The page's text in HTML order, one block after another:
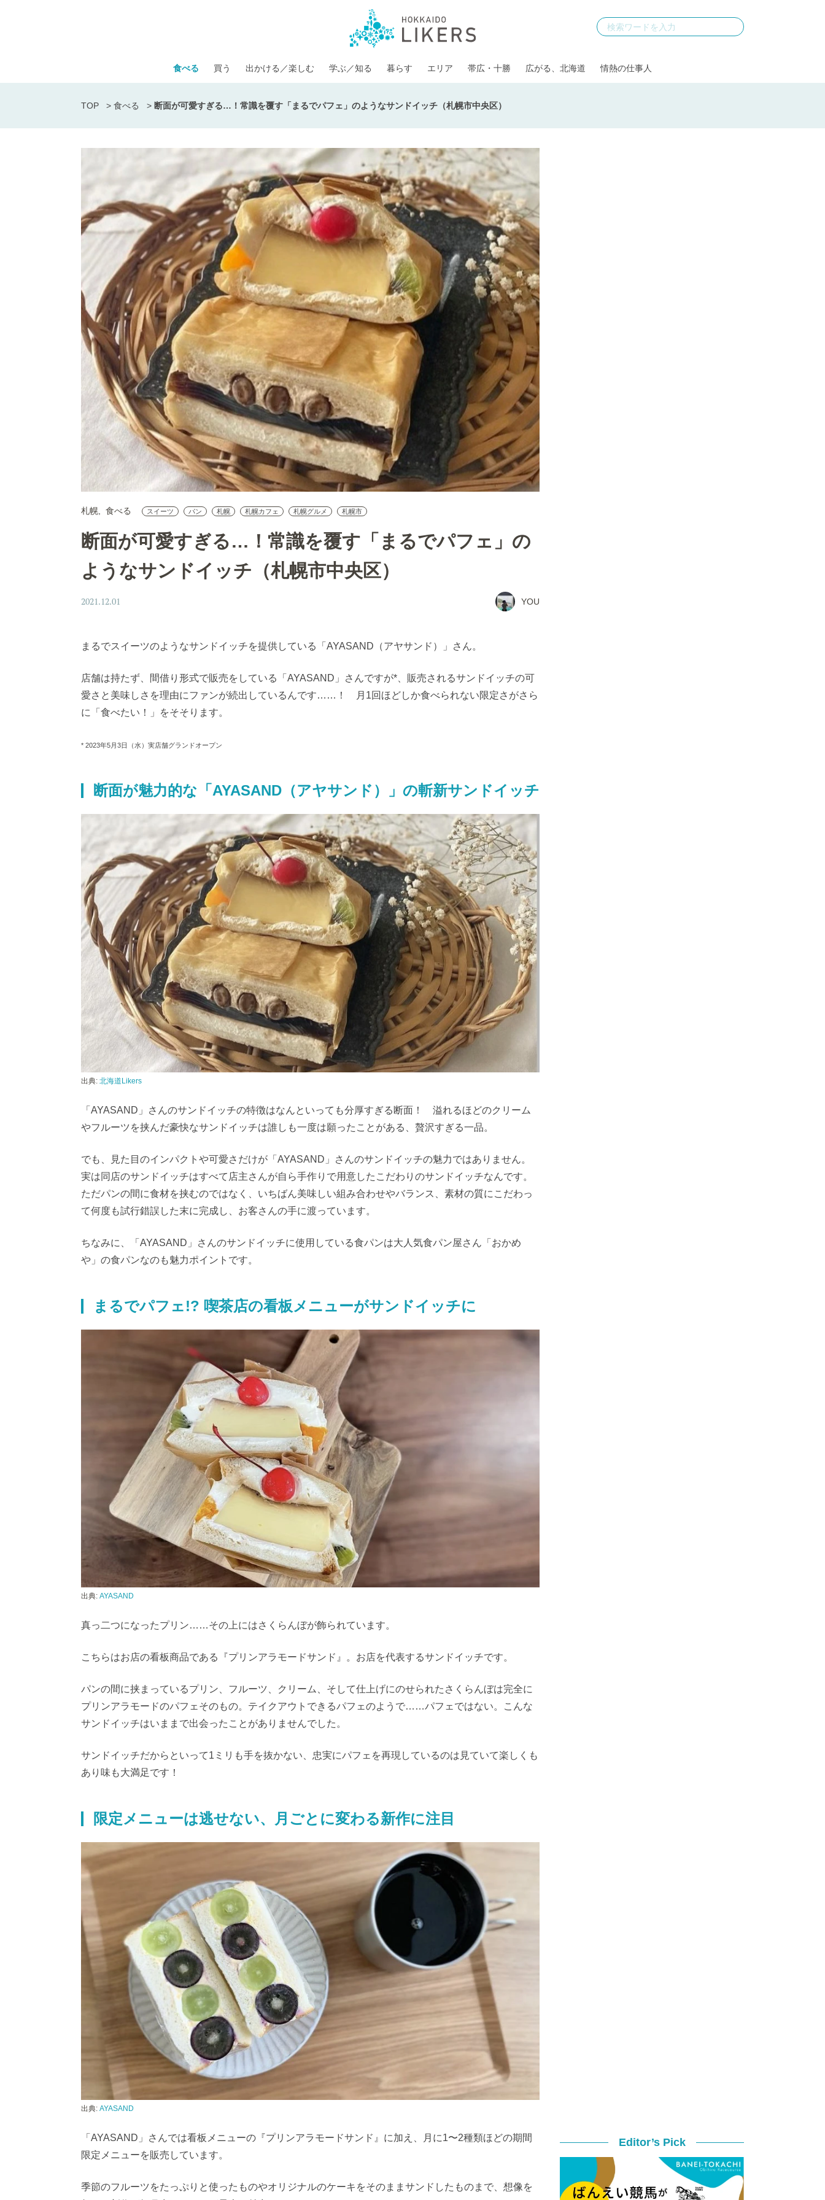
食べる 買う 出かける／楽しむ 学ぶ／知る 暮らす エリア 帯広・十勝 広がる、北海道 情熱の仕事人
TOP > 食べる > 断面が可愛すぎる…！常識を覆す「まるでパフェ」のようなサンドイッチ（札幌市中央区）
札幌 食べる スイーツ パン 札幌 札幌カフェ 札幌グルメ 札幌市
断面が可愛すぎる…！常識を覆す「まるでパフェ」の
ようなサンドイッチ（札幌市中央区）
2021.12.01 YOU
まるでスイーツのようなサンドイッチを提供している「AYASAND（アヤサンド）」さん。
店舗は持たず、間借り形式で販売をしている「AYASAND」さんですが*、販売されるサンドイッチの可
愛さと美味しさを理由にファンが続出しているんです……！ 月1回ほどしか食べられない限定さがさら
に「食べたい！」をそそります。
* 2023年5月3日（水）実店舗グランドオープン
断面が魅力的な「AYASAND（アヤサンド）」の斬新サンドイッチ
出典: 北海道Likers
「AYASAND」さんのサンドイッチの特徴はなんといっても分厚すぎる断面！ 溢れるほどのクリーム
やフルーツを挟んだ豪快なサンドイッチは誰しも一度は願ったことがある、贅沢すぎる一品。
でも、見た目のインパクトや可愛さだけが「AYASAND」さんのサンドイッチの魅力ではありません。
実は同店のサンドイッチはすべて店主さんが自ら手作りで用意したこだわりのサンドイッチなんです。
ただパンの間に食材を挟むのではなく、いちばん美味しい組み合わせやバランス、素材の質にこだわっ
て何度も試行錯誤した末に完成し、お客さんの手に渡っています。
ちなみに、「AYASAND」さんのサンドイッチに使用している食パンは大人気食パン屋さん「おかめ
や」の食パンなのも魅力ポイントです。
まるでパフェ!? 喫茶店の看板メニューがサンドイッチに
出典: AYASAND
真っ二つになったプリン……その上にはさくらんぼが飾られています。
こちらはお店の看板商品である『プリンアラモードサンド』。お店を代表するサンドイッチです。
パンの間に挟まっているプリン、フルーツ、クリーム、そして仕上げにのせられたさくらんぼは完全に
プリンアラモードのパフェそのもの。テイクアウトできるパフェのようで……パフェではない。こんな
サンドイッチはいままで出会ったことがありませんでした。
サンドイッチだからといって1ミリも手を抜かない、忠実にパフェを再現しているのは見ていて楽しくも
あり味も大満足です！
限定メニューは逃せない、月ごとに変わる新作に注目
出典: AYASAND
「AYASAND」さんでは看板メニューの『プリンアラモードサンド』に加え、月に1〜2種類ほどの期間
限定メニューを販売しています。
季節のフルーツをたっぷりと使ったものやオリジナルのケーキをそのままサンドしたものまで、想像を
Editor’s Pick